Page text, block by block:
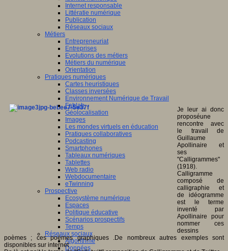
Internet responsable
Littératie numérique
Publication
Réseaux sociaux
Métiers
Entrepreneuriat
Entreprises
Evolutions des métiers
Métiers du numérique
Orientation
Pratiques numériques
Cartes heuristiques
Classes inversées
Environnement Numérique de Travail
Fablab
Géolocalisation
Images
Les mondes virtuels en éducation
Pratiques collaboratives
Podcasting
Smartphones
Tableaux numériques
Tablettes
Web radio
Webdocumentaire
eTwinning
Prospective
Ecosystème numérique
Espaces
Politique éducative
Scénarios prospectifs
Temps
Réseaux sociaux
Algorithme
Données
Je leur ai donc
proposéune
rencontre avec
le travail de
Guillaume
Apollinaire et
ses
"Calligrammes"
(1918).
Calligramme
composé de
calligraphie et
de idéogramme
est le terme
inventé par
Apollinaire pour
nommer ces
dessins
poèmes ; ces poèmes graphiques .De nombreux autres exemples sont
disponibles sur internet